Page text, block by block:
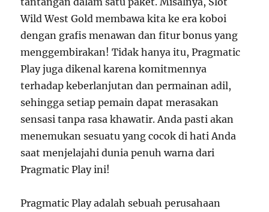
Wild West Gold membawa kita ke era koboi
dengan grafis menawan dan fitur bonus yang
menggembirakan! Tidak hanya itu, Pragmatic
Play juga dikenal karena komitmennya
terhadap keberlanjutan dan permainan adil,
sehingga setiap pemain dapat merasakan
sensasi tanpa rasa khawatir. Anda pasti akan
menemukan sesuatu yang cocok di hati Anda
saat menjelajahi dunia penuh warna dari
Pragmatic Play ini!
Pragmatic Play adalah sebuah perusahaan